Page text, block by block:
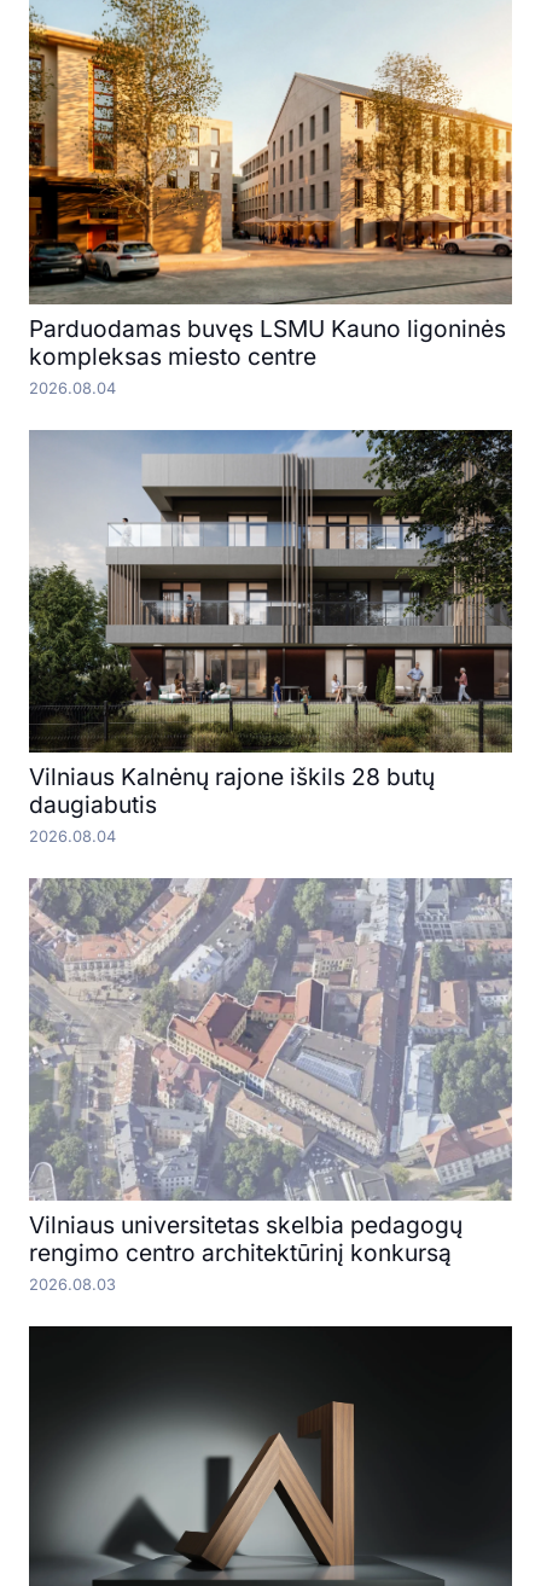
Parduodamas buvęs LSMU Kauno ligoninės
kompleksas miesto centre
2026.08.04
Vilniaus Kalnėnų rajone iškils 28 butų
daugiabutis
2026.08.04
Vilniaus universitetas skelbia pedagogų
rengimo centro architektūrinį konkursą
2026.08.03